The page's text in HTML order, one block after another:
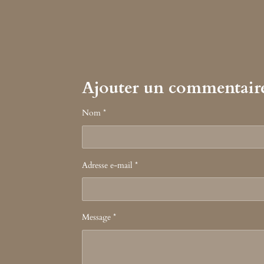
Ajouter un
Nom *
Adresse e-mail *
Message *